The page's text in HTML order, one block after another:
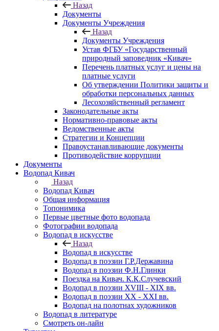
Назад
Документы
Документы Учреждения
Назад
Документы Учреждения
Устав ФГБУ «Государственный
природный заповедник «Кивач»
Перечень платных услуг и цены на
платные услуги
Об утверждении Политики защиты и
обработки персональных данных
Лесохозяйственный регламент
Законодательные акты
Нормативно-правовые акты
Ведомственные акты
Стратегии и Концепции
Правоустанавливающие документы
Противодействие коррупции
Документы
Водопад Кивач
Назад
Водопад Кивач
Общая информация
Топонимика
Первые цветные фото водопада
Фотографии водопада
Водопад в искусстве
Назад
Водопад в искусстве
Водопад в поэзии Г.Р.Державина
Водопад в поэзии Ф.Н.Глинки
Поездка на Кивач. К.К.Случевский
Водопад в поэзии XVIII - XIX вв.
Водопад в поэзии XX - XXI вв.
Водопад на полотнах художников
Водопад в литературе
Смотреть он-лайн